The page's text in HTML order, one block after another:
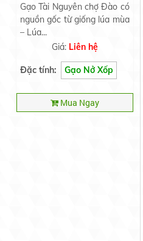
Gạo Tài Nguyên chợ Đào có
nguồn gốc từ giống lúa mùa
– Lúa...
Giá: Liên hệ
Đặc tính: Gạo Nở Xốp
Mua Ngay
Cau